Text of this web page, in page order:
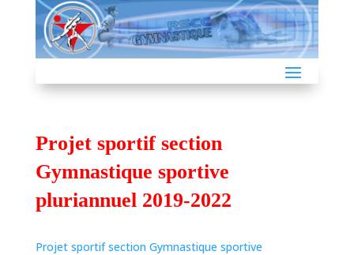
Projet sportif section
Gymnastique sportive
pluriannuel 2019-2022
Projet sportif section Gymnastique sportive